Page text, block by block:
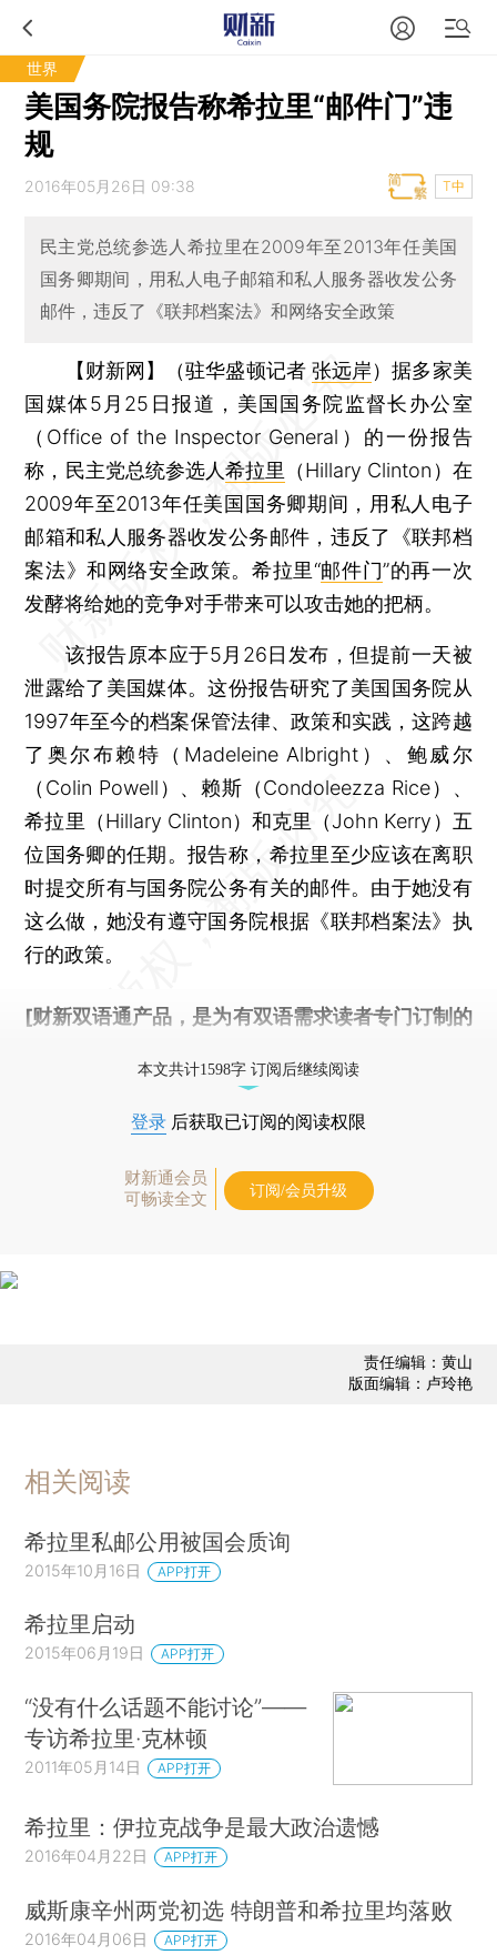
世界
美国务院报告称希拉里“邮件门”违
规
2016年05月26日 09:38 T中
民主党总统参选人希拉里在2009年至2013年任美国
国务卿期间，用私人电子邮箱和私人服务器收发公务
邮件，违反了《联邦档案法》和网络安全政策
【财新网】（驻华盛顿记者 张远岸）据多家美
国媒体5月25日报道，美国国务院监督长办公室
（Office of the Inspector General）的一份报告
称，民主党总统参选人希拉里
（Hillary Clinton）在
2009年至2013年任美国国务卿期间，用私人电子
邮箱和私人服务器收发公务邮件，违反了《联邦档
案法》和网络安全政策。希拉里“邮件门”的再一次
发酵将给她的竞争对手带来可以攻击她的把柄。
该报告原本应于5月26日发布，但提前一天被
泄露给了美国媒体。这份报告研究了美国国务院从
1997年至今的档案保管法律、政策和实践，这跨越
了奥尔布赖特（Madeleine Albright）、鲍威尔
（Colin Powell）、赖斯（Condoleezza Rice）、
希拉里（Hillary Clinton）和克里（John Kerry）五
位国务卿的任期。报告称，希拉里至少应该在离职
时提交所有与国务院公务有关的邮件。由于她没有
这么做，她没有遵守国务院根据《联邦档案法》执
行的政策。
[财新双语通产品，是为有双语需求读者专门订制的
本文共计1598字 订阅后继续阅读
登录 后获取已订阅的阅读权限
财新通会员
可畅读全文
订阅/会员升级
责任编辑：黄山
版面编辑：卢玲艳
相关阅读
希拉里私邮公用被国会质询
2015年10月16日 APP打开
希拉里启动
2015年06月19日 APP打开
“没有什么话题不能讨论”——
专访希拉里·克林顿
2011年05月14日 APP打开
希拉里：伊拉克战争是最大政治遗憾
2016年04月22日 APP打开
威斯康辛州两党初选 特朗普和希拉里均落败
2016年04月06日 APP打开